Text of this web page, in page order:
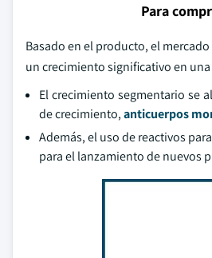
Para
Basado en el producto, el
un crecimiento significativo en
El crecimiento segmentario se
de crecimiento,anticuerpos
Además, el uso de reactivos
para el lanzamiento de nuevos